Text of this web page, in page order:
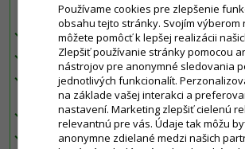
check Plnohodnotná registračná pokladnica
check Vzdialený prístup a štatistiky
check Platobné služby
check Marketingové nástroje
check Skladová evidencia
Používame cookies pre zlepšenie
obsahu tejto stránky. Svojím výberom
môžete pomôcť k lepšej realizácii
Zlepšiť používanie stránky pomocou
nástrojov pre anonymné sledovania
jednotlivých funkcionalít.
na základe vašej interakci a
nastavení. Marketing zlepšiť cielenú
relevantnú pre vás. Údaje tak môžu
anonymne zdielané medzi našich